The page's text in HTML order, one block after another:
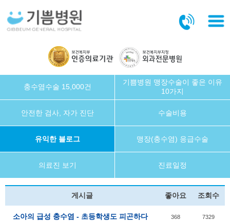
충수염수술 15,000건
기쁨병원 맹장수술이 좋은 이유
10가지
안전한 검사, 자가 진단 수술비용
유익한 블로그 맹장(충수염) 응급수술
의료진 보기 진료일정
게시글 좋아요 조회수
소아의 급성 충수염 - 초등학생도 피곤하다 368 7329